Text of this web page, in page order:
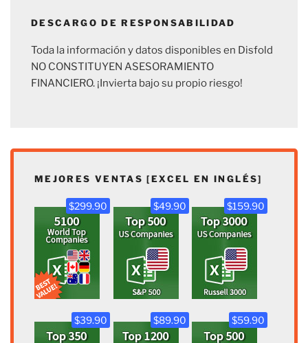
DESCARGO DE RESPONSABILIDAD
Toda la información y datos disponibles en Disfold
NO CONSTITUYEN ASESORAMIENTO
FINANCIERO. ¡Invierta bajo su propio riesgo!
MEJORES VENTAS [EXCEL EN INGLÉS]
$299.90 $49.90 $159.90
$39.90 $89.90 $59.90